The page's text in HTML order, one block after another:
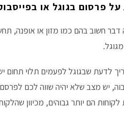
פרסום בגוגל או
חשוב בהם כמו מזון או אופנה,
לדעת שבגוגל לפעמים תלוי תחום
יש מצב שלא יהיה שווה לכם
הם יותר גבוהים, מכיוון